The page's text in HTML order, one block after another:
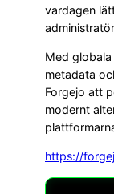
vardagen
Med
metadata
Forgejo att
modernt
https://